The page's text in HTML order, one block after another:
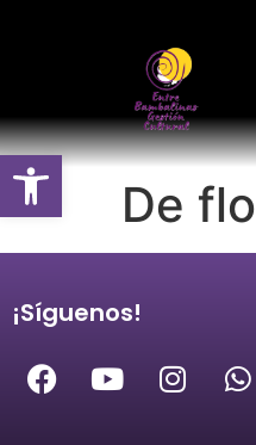
Abrir barra
De
¡Síguenos!